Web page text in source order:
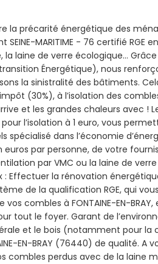
la précarité énergétique des
MARITIME - 76 certifié RGE
laine de verre écologique... Grâce
transition Énergétique), nous
la sinistralité des bâtiments.
(30%), à l’isolation des
et les grandes chaleurs avec !
pour l’isolation à 1 euro, vous
dans l’économie
par personne, de votre
par VMC ou la laine de
Effectuer la rénovation
de la qualification RGE, qui
combles à FONTAINE-EN-
tout le foyer. Garant de
et le bois (notamment pour la
EN-BRAY (76440) de qualité. A
combles perdus avec de la laine